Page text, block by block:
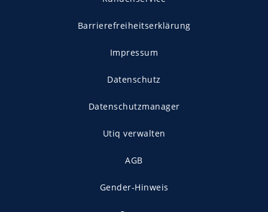
Barrierefreiheitserklärung
Impressum
Datenschutz
Datenschutzmanager
Utiq verwalten
AGB
Gender-Hinweis